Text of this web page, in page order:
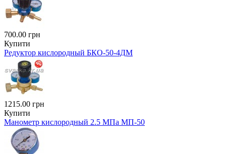
700.00 грн
Купити
Редуктор кислородный БКО-50-4ДМ
1215.00 грн
Купити
Манометр кислородный 2.5 МПа МП-50